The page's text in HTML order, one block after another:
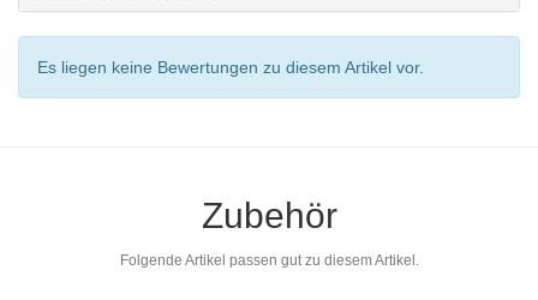
Es liegen keine Bewertungen zu diesem Artikel vor.
Zubehör
Folgende Artikel passen gut zu diesem Artikel.